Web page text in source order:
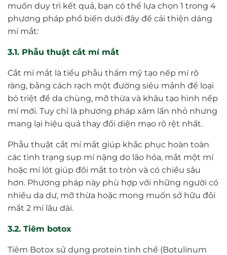
muốn duy trì kết quả, bạn có thể lựa chọn 1 trong 4
phương pháp phổ biến dưới đây để cải thiện dáng
mí mắt:
3.1. Phẫu thuật cắt mí mắt
Cắt mí mắt là tiểu phẫu thẩm mỹ tạo nếp mí rõ
ràng, bằng cách rạch một đường siêu mảnh để loại
bỏ triệt để da chùng, mỡ thừa và khâu tạo hình nếp
mí mới. Tuy chỉ là phương pháp xâm lấn nhỏ nhưng
mang lại hiệu quả thay đổi diện mạo rõ rệt nhất.
Phẫu thuật cắt mí mắt giúp khắc phục hoàn toàn
các tình trạng sụp mí nặng do lão hóa, mắt một mí
hoặc mí lót giúp đôi mắt to tròn và có chiều sâu
hơn. Phương pháp này phù hợp với những người có
nhiều da dư, mỡ thừa hoặc mong muốn sở hữu đôi
mắt 2 mí lâu dài.
3.2. Tiêm botox
Tiêm Botox sử dụng protein tinh chế (Botulinum